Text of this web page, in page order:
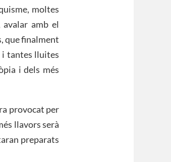
moltes
avalar amb el
que finalment
i tantes lluites
i dels més
provocat per
llavors serà
preparats